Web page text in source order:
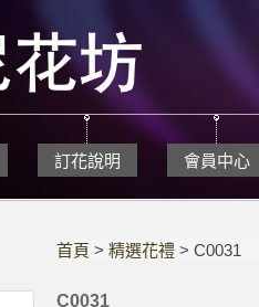
訂花說明 會員中心
首頁 >精選花禮 > C0031
C0031